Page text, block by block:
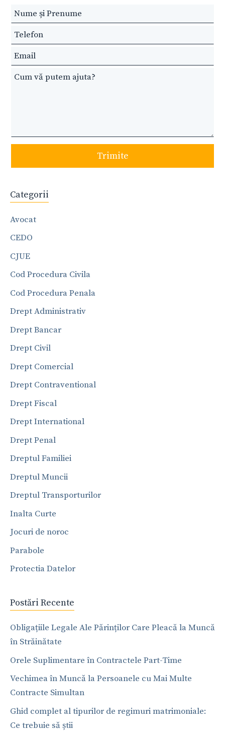
Leave
this
field
blank
Trimite
Categorii
Avocat
CEDO
CJUE
Cod Procedura Civila
Cod Procedura Penala
Drept Administrativ
Drept Bancar
Drept Civil
Drept Comercial
Drept Contraventional
Drept Fiscal
Drept International
Drept Penal
Dreptul Familiei
Dreptul Muncii
Dreptul Transporturilor
Inalta Curte
Jocuri de noroc
Parabole
Protectia Datelor
Postări Recente
Obligațiile Legale Ale Părinților Care Pleacă la Muncă
în Străinătate
Orele Suplimentare în Contractele Part-Time
Vechimea în Muncă la Persoanele cu Mai Multe
Contracte Simultan
Ghid complet al tipurilor de regimuri matrimoniale:
Ce trebuie să știi